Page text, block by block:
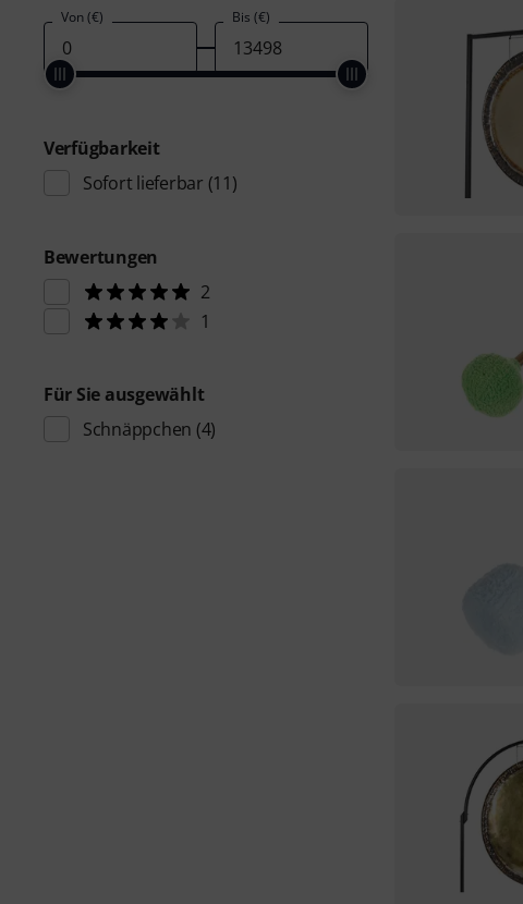
Von (€) Bis (€)
Verfügbarkeit
Sofort lieferbar (11)
Bewertungen
2
1
Für Sie ausgewählt
Schnäppchen (4)